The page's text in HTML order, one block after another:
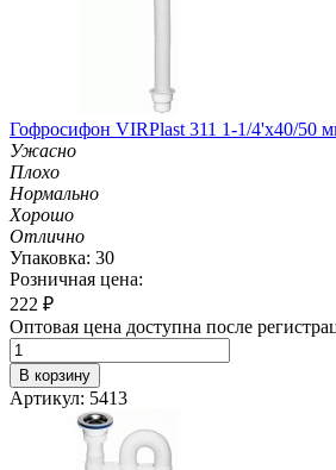
Гофросифон VIRPlast 311 1-1/4'х40/50
Ужасно
Плохо
Нормально
Хорошо
Отлично
Упаковка: 30
Розничная цена:
222 ₽
Оптовая цена доступна после
В корзину
Артикул: 5413